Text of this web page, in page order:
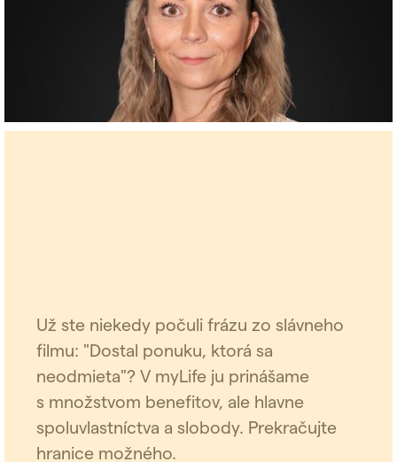
Už ste niekedy počuli frázu zo slávneho
filmu: "Dostal ponuku, ktorá sa
neodmieta"? V myLife ju prinášame
s množstvom benefitov, ale hlavne
spoluvlastníctva a slobody. Prekračujte
hranice možného.